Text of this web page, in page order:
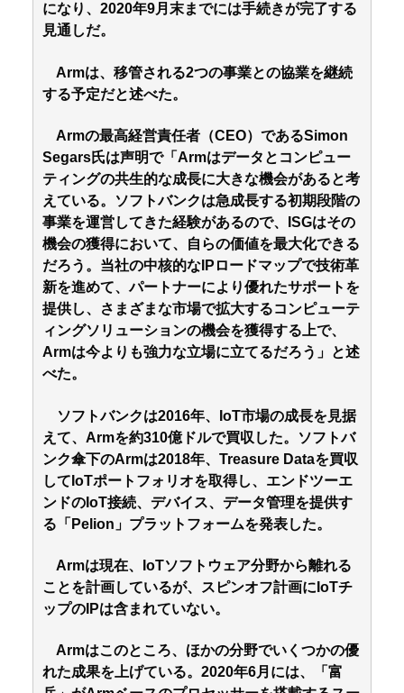
になり、2020年9月末までには手続きが完了する
見通しだ。
Armは、移管される2つの事業との協業を継続
する予定だと述べた。
Armの最高経営責任者（CEO）であるSimon
Segars氏は声明で「Armはデータとコンピュー
ティングの共生的な成長に大きな機会があると考
えている。ソフトバンクは急成長する初期段階の
事業を運営してきた経験があるので、ISGはその
機会の獲得において、自らの価値を最大化できる
だろう。当社の中核的なIPロードマップで技術革
新を進めて、パートナーにより優れたサポートを
提供し、さまざまな市場で拡大するコンピューテ
ィングソリューションの機会を獲得する上で、
Armは今よりも強力な立場に立てるだろう」と述
べた。
ソフトバンクは2016年、IoT市場の成長を見据
えて、Armを約310億ドルで買収した。ソフトバ
ンク傘下のArmは2018年、Treasure Dataを買収
してIoTポートフォリオを取得し、エンドツーエ
ンドのIoT接続、デバイス、データ管理を提供す
る「Pelion」プラットフォームを発表した。
Armは現在、IoTソフトウェア分野から離れる
ことを計画しているが、スピンオフ計画にIoTチ
ップのIPは含まれていない。
Armはこのところ、ほかの分野でいくつかの優
れた成果を上げている。2020年6月には、「富